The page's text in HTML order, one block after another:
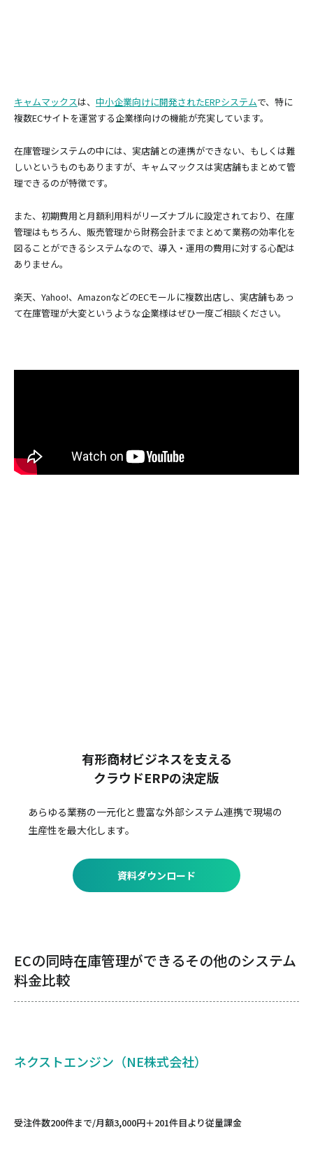
キャムマックスは、 中小企業向けに開発されたERPシステムで、特に
複数ECサイトを運営する企業様向けの機能が充実しています。
在庫管理システムの中には、実店舗との連携ができない、もしくは難
しいというものもありますが、キャムマックスは実店舗もまとめて管
理できるのが特徴です。
また、初期費用と月額利用料がリーズナブルに設定されており、在庫
管理はもちろん、販売管理から財務会計までまとめて業務の効率化を
図ることができるシステムなので、導入・運用の費用に対する心配は
ありません。
楽天、Yahoo!、AmazonなどのECモールに複数出店し、実店舗もあっ
て在庫管理が大変というような企業様はぜひ一度ご相談ください。
有形商材ビジネスを支える
クラウドERPの決定版
あらゆる業務の一元化と豊富な外部システム連携で現場の
生産性を最大化します。
資料ダウンロード
ECの同時在庫管理ができるその他のシステム
料金比較
ネクストエンジン（NE株式会社）
受注件数200件まで/月額3,000円＋201件目より従量課金